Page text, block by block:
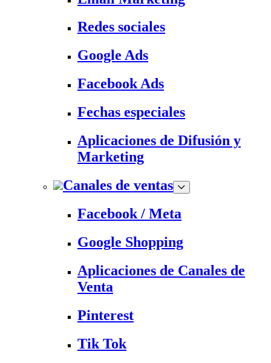
Redes sociales
Google Ads
Facebook Ads
Fechas especiales
Aplicaciones de Difusión y
Marketing
Canales de ventas
Facebook / Meta
Google Shopping
Aplicaciones de Canales de
Venta
Pinterest
Tik Tok